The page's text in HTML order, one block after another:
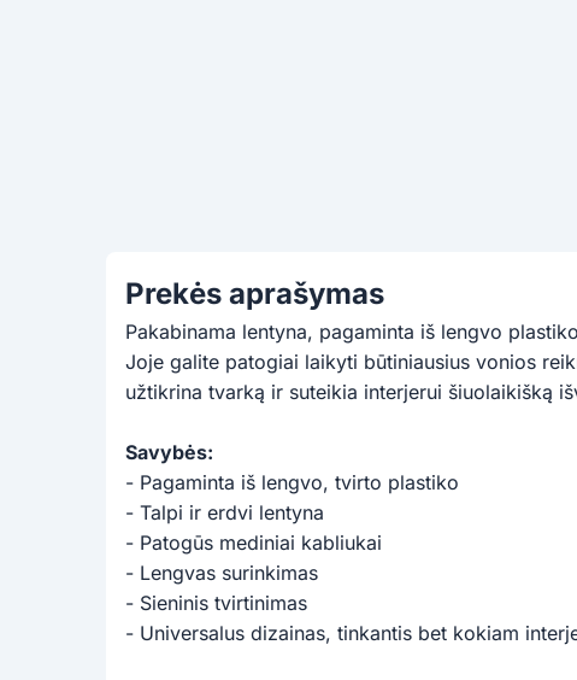
Prekės aprašymas
Pakabinama lentyna, pagaminta iš lengvo
Joje galite patogiai laikyti būtiniausius vonios
užtikrina tvarką ir suteikia interjerui šiuolaikišką
Savybės:
- Pagaminta iš lengvo, tvirto plastiko
- Talpi ir erdvi lentyna
- Patogūs mediniai kabliukai
- Lengvas surinkimas
- Sieninis tvirtinimas
- Universalus dizainas, tinkantis bet kokiam